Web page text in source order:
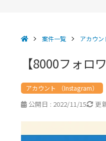
案件一覧 アカウン
【8000フォロ
アカウント （Instagram）
公開日 : 2022/11/15 更